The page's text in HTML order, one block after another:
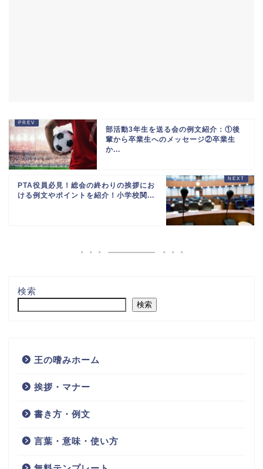
部活動3年生を送る会の例文紹介：①後
輩から卒業生へのメッセージ②卒業生
か...
PTA役員必見！総会の終わりの挨拶にお
ける例文やポイントを紹介！小学校関...
検索
検索
王の嗜みホーム
挨拶・マナー
書き方・例文
言葉・意味・使い方